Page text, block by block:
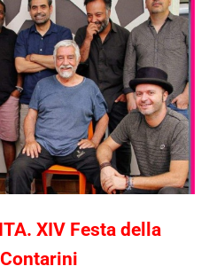
XIV Festa della